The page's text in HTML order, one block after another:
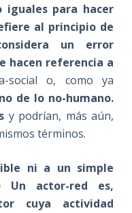
iguales para hacer
al principio de
un error
hacen referencia a
social o, como ya
de lo no-humano.
y podrían, más aún,
términos.
ni a un simple
actor-red es,
cuya actividad